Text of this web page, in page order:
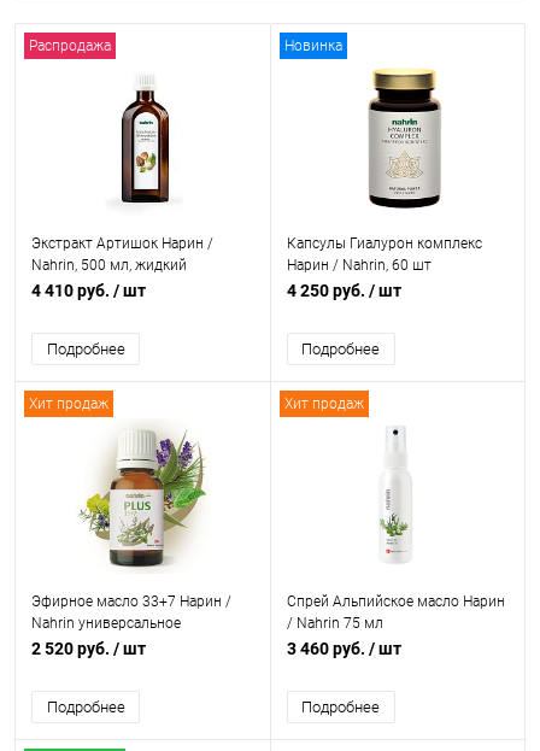
Распродажа
Экстракт Артишок Нарин /
Nahrin, 500 мл, жидкий
4 410 руб. / шт
Подробнее
Новинка
Капсулы Гиалурон комплекс
Нарин / Nahrin, 60 шт
4 250 руб. / шт
Подробнее
Хит продаж
Эфирное масло 33+7 Нарин /
Nahrin универсальное
2 520 руб. / шт
Подробнее
Хит продаж
Спрей Альпийское масло Нарин
/ Nahrin 75 мл
3 460 руб. / шт
Подробнее